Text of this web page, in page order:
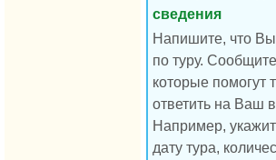
сведения
Напишите, что Вы
по туру.
которые помогут
ответить на Ваш
Например,
дату тура,